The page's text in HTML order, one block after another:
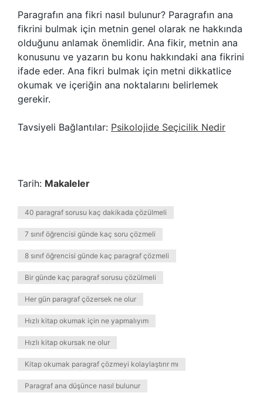
Paragrafın ana fikri nasıl bulunur? Paragrafın ana
fikrini bulmak için metnin genel olarak ne hakkında
olduğunu anlamak önemlidir. Ana fikir, metnin ana
konusunu ve yazarın bu konu hakkındaki ana fikrini
ifade eder. Ana fikri bulmak için metni dikkatlice
okumak ve içeriğin ana noktalarını belirlemek
gerekir.
Tavsiyeli Bağlantılar: Psikolojide Seçicilik Nedir
Tarih: Makaleler
40 paragraf sorusu kaç dakikada çözülmeli
7 sınıf öğrencisi günde kaç soru çözmeli
8 sınıf öğrencisi günde kaç paragraf çözmeli
Bir günde kaç paragraf sorusu çözülmeli
Her gün paragraf çözersek ne olur
Hızlı kitap okumak için ne yapmalıyım
Hızlı kitap okursak ne olur
Kitap okumak paragraf çözmeyi kolaylaştırır mı
Paragraf ana düşünce nasıl bulunur